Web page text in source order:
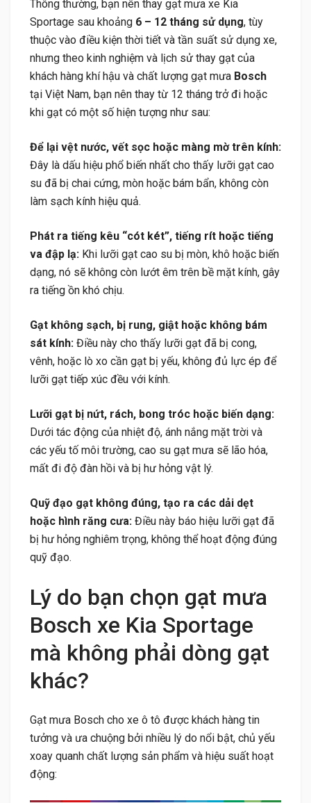
Thông thường, bạn nên thay gạt mưa xe Kia
Sportage sau khoảng 6 – 12 tháng sử dụng, tùy
thuộc vào điều kiện thời tiết và tần suất sử dụng xe,
nhưng theo kinh nghiệm và lịch sử thay gạt của
khách hàng khí hậu và chất lượng gạt mưa Bosch
tại Việt Nam, bạn nên thay từ 12 tháng trở đi hoặc
khi gạt có một số hiện tượng như sau:
Để lại vệt nước, vết sọc hoặc màng mờ trên kính:
Đây là dấu hiệu phổ biến nhất cho thấy lưỡi gạt cao
su đã bị chai cứng, mòn hoặc bám bẩn, không còn
làm sạch kính hiệu quả.
Phát ra tiếng kêu “cót két”, tiếng rít hoặc tiếng
va đập lạ: Khi lưỡi gạt cao su bị mòn, khô hoặc biến
dạng, nó sẽ không còn lướt êm trên bề mặt kính, gây
ra tiếng ồn khó chịu.
Gạt không sạch, bị rung, giật hoặc không bám
sát kính: Điều này cho thấy lưỡi gạt đã bị cong,
vênh, hoặc lò xo cần gạt bị yếu, không đủ lực ép để
lưỡi gạt tiếp xúc đều với kính.
Lưỡi gạt bị nứt, rách, bong tróc hoặc biến dạng:
Dưới tác động của nhiệt độ, ánh nắng mặt trời và
các yếu tố môi trường, cao su gạt mưa sẽ lão hóa,
mất đi độ đàn hồi và bị hư hỏng vật lý.
Quỹ đạo gạt không đúng, tạo ra các dải dẹt
hoặc hình răng cưa: Điều này báo hiệu lưỡi gạt đã
bị hư hỏng nghiêm trọng, không thể hoạt động đúng
quỹ đạo.
Lý do bạn chọn gạt mưa
Bosch xe Kia Sportage
mà không phải dòng gạt
khác?
Gạt mưa Bosch cho xe ô tô được khách hàng tin
tưởng và ưa chuộng bởi nhiều lý do nổi bật, chủ yếu
xoay quanh chất lượng sản phẩm và hiệu suất hoạt
động: